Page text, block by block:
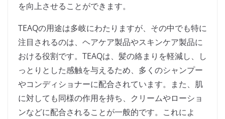
を向上させることができます。
TEAQの用途は多岐にわたりますが、その中でも特に
注目されるのは、ヘアケア製品やスキンケア製品に
おける役割です。TEAQは、髪の絡まりを軽減し、し
っとりとした感触を与えるため、多くのシャンプー
やコンディショナーに配合されています。また、肌
に対しても同様の作用を持ち、クリームやローショ
ンなどに配合されることが一般的です。これによ